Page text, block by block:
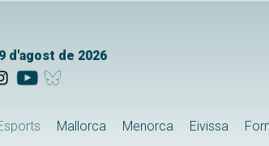
d'agost de 2026
Mallorca Menorca Eivissa